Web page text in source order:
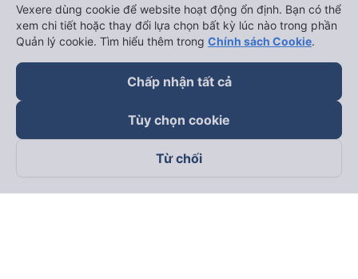
Theo dõi chúng tôi trên
Vexere dùng cookie để website hoạt động ổn định. Bạn có thể
xem chi tiết hoặc thay đổi lựa chọn bất kỳ lúc nào trong phần
Quản lý cookie. Tìm hiểu thêm trong Chính sách Cookie.
Chấp nhận tất cả
Tùy chọn cookie
Từ chối